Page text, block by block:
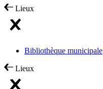
Lieux
Bibliothèque municipale
Lieux